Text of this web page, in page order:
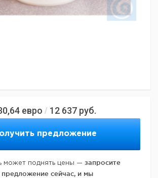
евро / 12 637 руб.
предложение
может поднять цены — запросите
сейчас, и мы